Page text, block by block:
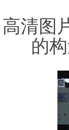
高清图
的